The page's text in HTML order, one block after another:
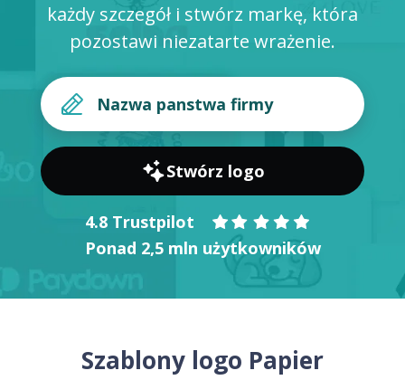
O nas
ZALOGUJ SIĘ
każdy szczegół i stwórz markę, która
pozostawi niezatarte wrażenie.
Stwórz logo
4.8 Trustpilot
Ponad 2,5 mln użytkowników
Szablony logo Papier